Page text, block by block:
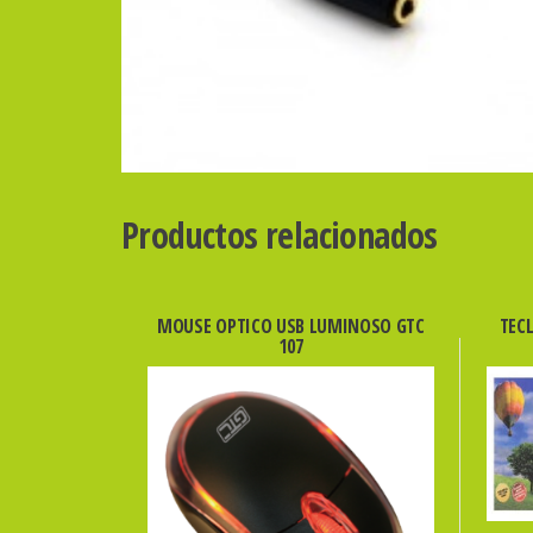
Productos relacionados
MOUSE OPTICO USB LUMINOSO GTC
107